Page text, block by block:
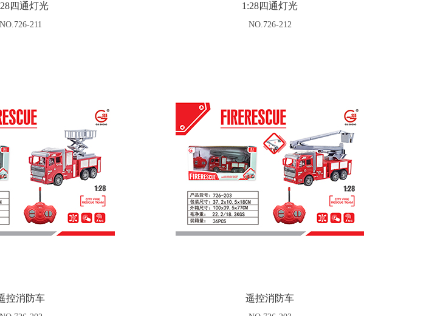
四通灯光
NO.726-211
1:28四通灯光
NO.726-212
控消防车 遥控消防车